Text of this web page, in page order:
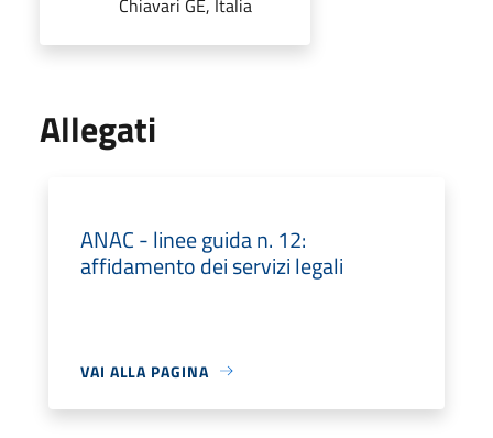
Allegati
ANAC - linee guida n. 12:
affidamento dei servizi legali
VAI ALLA PAGINA